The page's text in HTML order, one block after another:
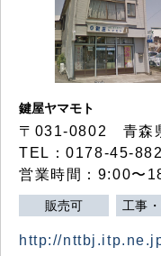
鍵屋ヤマモト
〒031-0802 青森
TEL：0178-45-
営業時間：9:00〜
販売可 工事
http://